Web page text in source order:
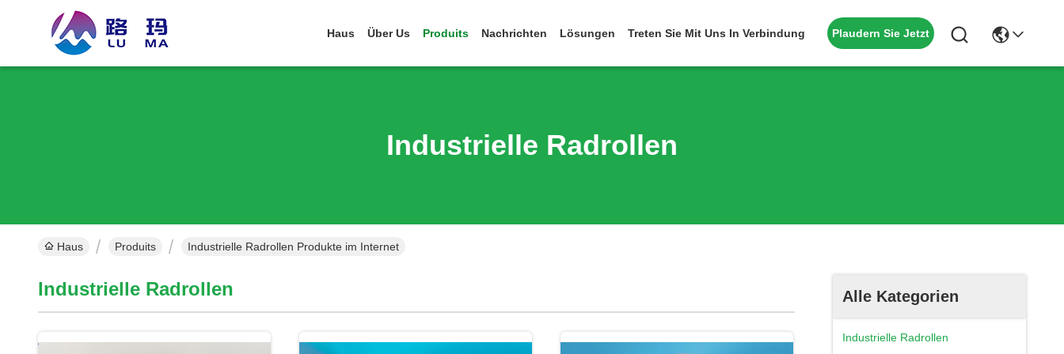
Haus Über Us Produits Nachrichten Lösungen Treten Sie Mit Uns In Verbindung Plaudern Sie Jetzt
Industrielle Radrollen
Haus Produits Industrielle Radrollen Produkte im Internet
Alle Kategorien
Industrielle Radrollen
Industrielle Radrollen